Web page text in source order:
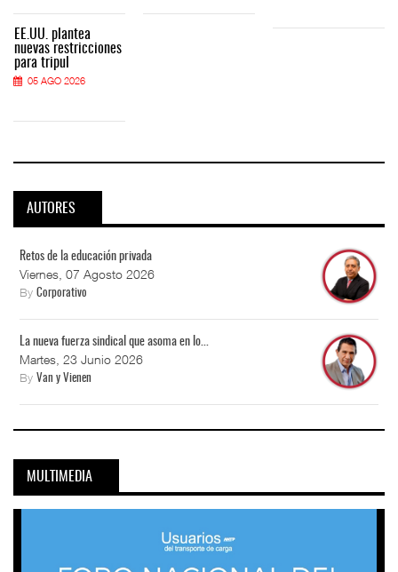
EE.UU. plantea
nuevas restricciones
para tripul
05 AGO 2026
AUTORES
Retos de la educación privada
Viernes, 07 Agosto 2026
By Corporativo
La nueva fuerza sindical que asoma en lo...
Martes, 23 Junio 2026
By Van y Vienen
MULTIMEDIA